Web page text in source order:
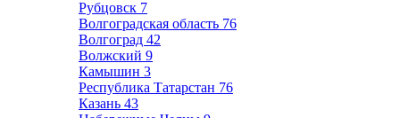
Рубцовск 7
Волгоградская область 76
Волгоград 42
Волжский 9
Камышин 3
Республика Татарстан 76
Казань 43